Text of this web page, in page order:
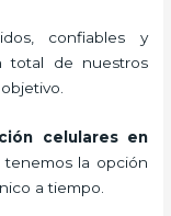
confiables y
total de nuestros
celulares en
la opción
a tiempo.